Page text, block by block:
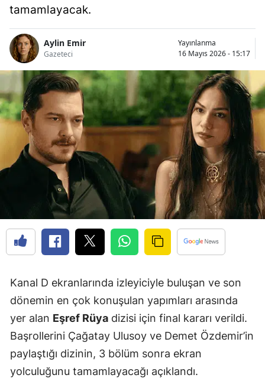
tamamlayacak.
Aylin Emir
Gazeteci
Yayınlanma
16 Mayıs 2026 - 15:17
Kanal D ekranlarında izleyiciyle buluşan ve son
dönemin en çok konuşulan yapımları arasında
yer alan Eşref Rüya dizisi için final kararı verildi.
Başrollerini Çağatay Ulusoy ve Demet Özdemir’in
paylaştığı dizinin, 3 bölüm sonra ekran
yolculuğunu tamamlayacağı açıklandı.